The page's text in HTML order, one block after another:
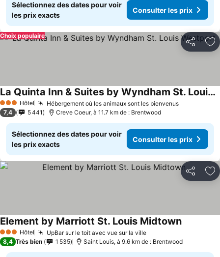
Sélectionnez des dates pour voir
les prix exacts
Consulter les prix
Partager
Choix populaire
3 ÉtoilesHôtel Hébergement où les animaux sont les bienvenusConsulter
La Quinta Inn & Suites by Wyndham St. Louis Westport
Consulter les prix
7,4 5 441 Creve Coeur, à 11.7 km de : Brentwood
Sélectionnez des dates pour voir
les prix exacts
Consulter les prix
Partager
3 ÉtoilesHôtel UpBar sur le toit avec vue sur la villeConsulter les prix
Element by Marriott St. Louis MidtownConsulter
8,4 Très bien 1 535 Saint Louis, à 9.6 km de : Brentwood